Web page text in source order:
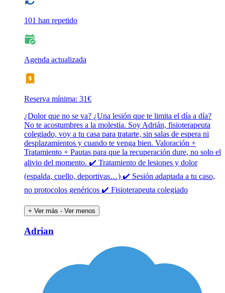
101 han repetido
Agenda actualizada
Reserva mínima: 31€
¿Dolor que no se va? ¿Una lesión que te limita el día a día?
No te acostumbres a la molestia. Soy Adrián, fisioterapeuta
colegiado, voy a tu casa para tratarte, sin salas de espera ni
desplazamientos y cuando te venga bien. Valoración +
Tratamiento + Pautas para que la recuperación dure, no solo el
alivio del momento. ✔️ Tratamiento de lesiones y dolor
(espalda, cuello, deportivas…) ✔️ Sesión adaptada a tu caso,
no protocolos genéricos ✔️ Fisioterapeuta colegiado
+ Ver más - Ver menos
Adrian